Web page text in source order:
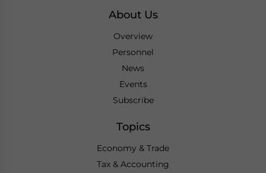
About Us
Overview
Personnel
News
Events
Subscribe
Topics
Economy & Trade
Tax & Accounting